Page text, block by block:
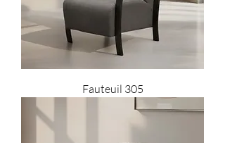
Fauteuil 305